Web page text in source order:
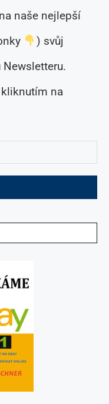
naše nejlepší
) svůj
na